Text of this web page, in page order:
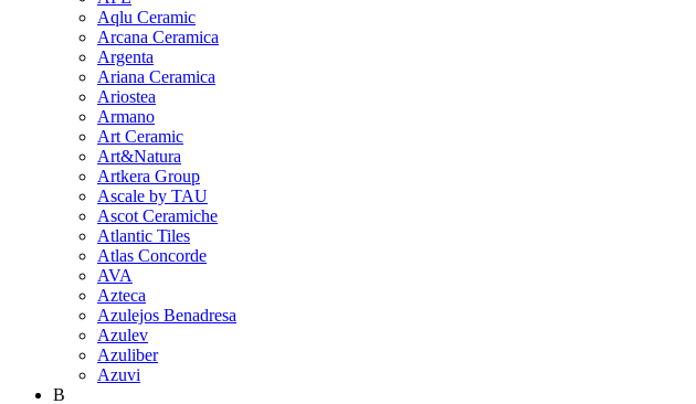
Aqlu Ceramic
Arcana Ceramica
Argenta
Ariana Ceramica
Ariostea
Armano
Art Ceramic
Art&Natura
Artkera Group
Ascale by TAU
Ascot Ceramiche
Atlantic Tiles
Atlas Concorde
AVA
Azteca
Azulejos Benadresa
Azulev
Azuliber
Azuvi
B